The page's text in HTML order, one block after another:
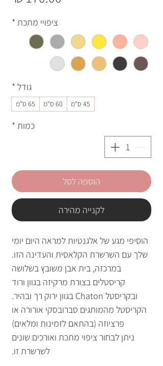
ציפויי מתכת *
גודל *
45 ס"מ 60 ס"מ 65 ס"מ
כמות *
הוספה לסל
לקנייה מהירה
הוסיפי מגע של אלגנטיות למראה היום יומי
שלך עם השרשרת הקלאסית והעדינה הזו.
במרכזה, בית אבן משובץ בשלושה
קריסטלים בצורת מרקיזה בגוון ורוד
ובקריסטל Chaton בגוון ירוק רך ובהיר.
הקריסטל מהמותגים סברובסקי אורורה או
פרציוזה (בהתאם לזמינות ומלאים)
ניתן לבחור ציפוי מתכת ואורכים שונים
לשרשרת זו.